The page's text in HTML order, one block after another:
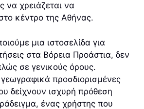
να χρειάζεται να
κέντρο της Αθήνας.
μια ιστοσελίδα για
στα Βόρεια Προάστια, δεν
σε γενικούς όρους.
προσδιορισμένες
δείχνουν ισχυρή πρόθεση
ένας χρήστης που